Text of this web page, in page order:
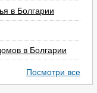
в Болгарии
в Болгарии
Посмотри все